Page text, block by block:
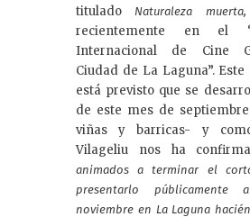
titulado
Naturaleza
recientemente en el
Internacional de Cine
Ciudad de La Laguna”.
está previsto que se
de este mes de
viñas y barricas- y
Vilageliu nos ha
animados a terminar el
presentarlo
noviembre en La Laguna